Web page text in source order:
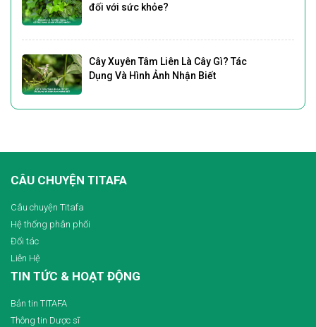
đối với sức khỏe?
Cây Xuyên Tâm Liên Là Cây Gì? Tác
Dụng Và Hình Ảnh Nhận Biết
CÂU CHUYỆN TITAFA
Câu chuyện Titafa
Hệ thống phân phối
Đối tác
Liên Hệ
TIN TỨC & HOẠT ĐỘNG
Bản tin TITAFA
Thông tin Dược sĩ